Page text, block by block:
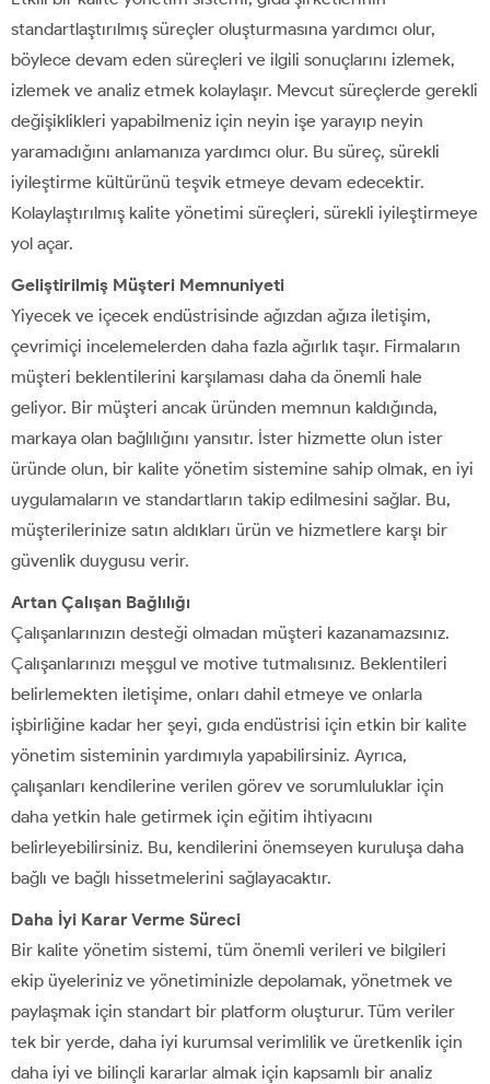
standartlaştırılmış süreçler oluşturmasına yardımcı olur,
böylece devam eden süreçleri ve ilgili sonuçlarını izlemek,
izlemek ve analiz etmek kolaylaşır. Mevcut süreçlerde gerekli
değişiklikleri yapabilmeniz için neyin işe yarayıp neyin
yaramadığını anlamanıza yardımcı olur. Bu süreç, sürekli
iyileştirme kültürünü teşvik etmeye devam edecektir.
Kolaylaştırılmış kalite yönetimi süreçleri, sürekli iyileştirmeye
yol açar.
Geliştirilmiş Müşteri Memnuniyeti
Yiyecek ve içecek endüstrisinde ağızdan ağıza iletişim,
çevrimiçi incelemelerden daha fazla ağırlık taşır. Firmaların
müşteri beklentilerini karşılaması daha da önemli hale
geliyor. Bir müşteri ancak üründen memnun kaldığında,
markaya olan bağlılığını yansıtır. İster hizmette olun ister
üründe olun, bir kalite yönetim sistemine sahip olmak, en iyi
uygulamaların ve standartların takip edilmesini sağlar. Bu,
müşterilerinize satın aldıkları ürün ve hizmetlere karşı bir
güvenlik duygusu verir.
Artan Çalışan Bağlılığı
Çalışanlarınızın desteği olmadan müşteri kazanamazsınız.
Çalışanlarınızı meşgul ve motive tutmalısınız. Beklentileri
belirlemekten iletişime, onları dahil etmeye ve onlarla
işbirliğine kadar her şeyi, gıda endüstrisi için etkin bir kalite
yönetim sisteminin yardımıyla yapabilirsiniz. Ayrıca,
çalışanları kendilerine verilen görev ve sorumluluklar için
daha yetkin hale getirmek için eğitim ihtiyacını
belirleyebilirsiniz. Bu, kendilerini önemseyen kuruluşa daha
bağlı ve bağlı hissetmelerini sağlayacaktır.
Daha İyi Karar Verme Süreci
Bir kalite yönetim sistemi, tüm önemli verileri ve bilgileri
ekip üyeleriniz ve yönetiminizle depolamak, yönetmek ve
paylaşmak için standart bir platform oluşturur. Tüm veriler
tek bir yerde, daha iyi kurumsal verimlilik ve üretkenlik için
daha iyi ve bilinçli kararlar almak için kapsamlı bir analiz